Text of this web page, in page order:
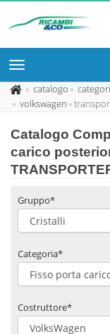
catalogo
volkswagen
Catalogo
carico
Gruppo*
Categoria*
Costruttore*